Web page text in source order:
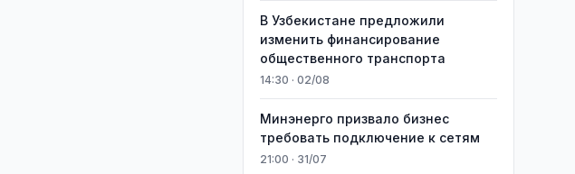
В Узбекистане предложили
изменить финансирование
общественного транспорта
14:30 · 02/08
Минэнерго призвало бизнес
требовать подключение к сетям
21:00 · 31/07